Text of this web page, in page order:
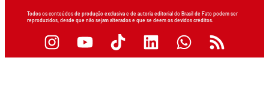
Todos os conteúdos de produção exclusiva e de autoria editorial do Brasil de Fato podem ser
reproduzidos, desde que não sejam alterados e que se deem os devidos créditos.